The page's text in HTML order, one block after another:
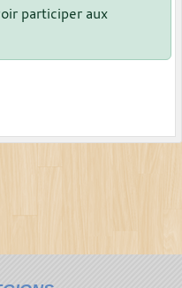
participer aux